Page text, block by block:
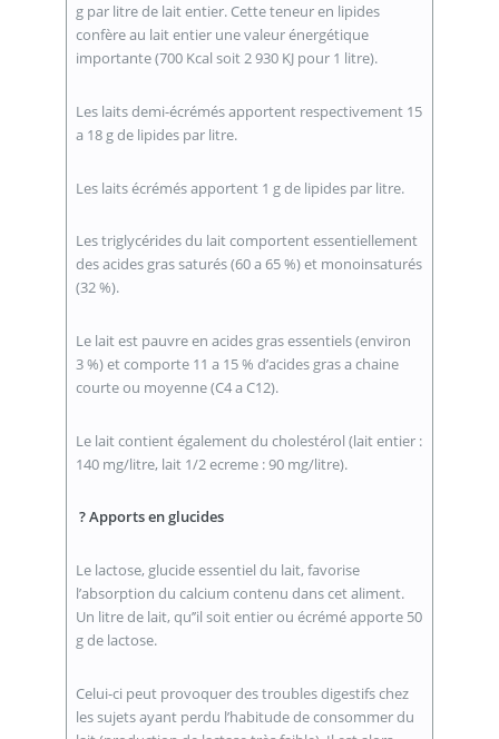
g par litre de lait entier. Cette teneur en lipides
confère au lait entier une valeur énergétique
importante (700 Kcal soit 2 930 KJ pour 1 litre).
Les laits demi-écrémés apportent respectivement 15
a 18 g de lipides par litre.
Les laits écrémés apportent 1 g de lipides par litre.
Les triglycérides du lait comportent essentiellement
des acides gras saturés (60 a 65 %) et monoinsaturés
(32 %).
Le lait est pauvre en acides gras essentiels (environ
3 %) et comporte 11 a 15 % d’acides gras a chaine
courte ou moyenne (C4 a C12).
Le lait contient également du cholestérol (lait entier :
140 mg/litre, lait 1/2 ecreme : 90 mg/litre).
? Apports en glucides
Le lactose, glucide essentiel du lait, favorise
l’absorption du calcium contenu dans cet aliment.
Un litre de lait, qu’’il soit entier ou écrémé apporte 50
g de lactose.
Celui-ci peut provoquer des troubles digestifs chez
les sujets ayant perdu l’habitude de consommer du